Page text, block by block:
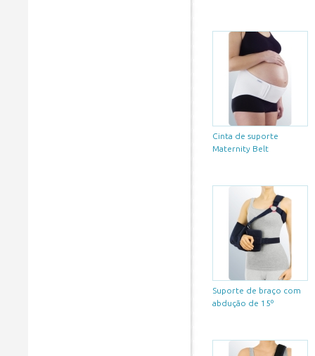
Cinta de suporte
Maternity Belt
Suporte de braço com
abdução de 15º